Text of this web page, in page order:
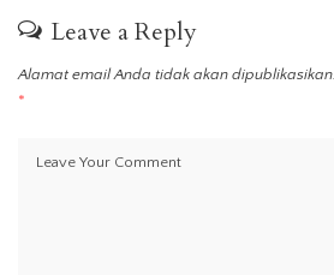
Leave a Reply
Alamat email Anda tidak akan dipublikasikan.
*